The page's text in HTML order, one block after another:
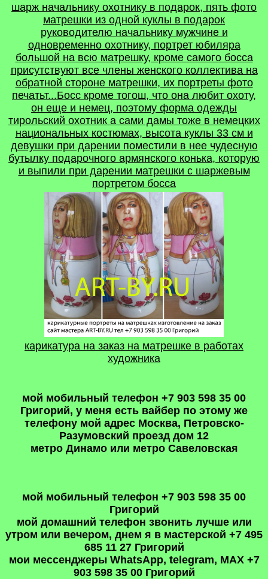
шарж начальнику охотнику в подарок, пять фото
матрешки из одной куклы в подарок
руководителю начальнику мужчине и
одновременно охотнику, портрет юбиляра
большой на всю матрешку, кроме самого босса
присутствуют все члены женского коллектива на
обратной стороне матрешки, их портреты фото
печатьт...Босс кроме тогош, что она любит охоту,
он еще и немец, поэтому форма одежды
тирольский охотник а сами дамы тоже в немецких
национальных костюмах, высота куклы 33 см и
девушки при дарении поместили в нее чудесную
бутылку подарочного армянского конька, которую
и выпили при дарении матрешки с шаржевым
портретом босса
карикатура на заказ на матрешке в работах
художника
мой мобильный телефон +7 903 598 35 00
Григорий, у меня есть вайбер по этому же
телефону мой адрес Москва, Петровско-
Разумовский проезд дом 12
метро Динамо или метро Савеловская
мой мобильный телефон +7 903 598 35 00
Григорий
мой домашний телефон звонить лучше или
утром или вечером, днем я в мастерской +7 495
685 11 27 Григорий
мои мессенджеры WhatsApp, telegram, MAX +7
903 598 35 00 Григорий